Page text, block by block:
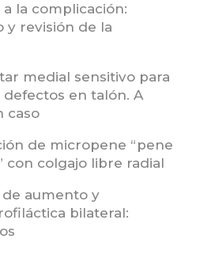
la complicación:
y revisión de la
medial sensitivo para
en talón. A
caso
de micropene “pene
con colgajo libre radial
de aumento y
bilateral: